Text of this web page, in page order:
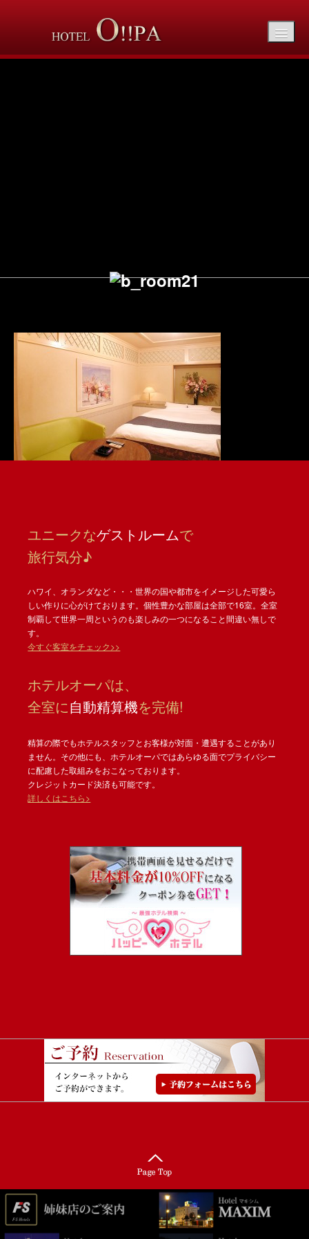
ユニークなゲストルームで
旅行気分♪
ハワイ、オランダなど・・・世界の国や都市をイメージした可愛ら
しい作りに心がけております。個性豊かな部屋は全部で16室。全室
制覇して世界一周というのも楽しみの一つになること間違い無しで
す。
今すぐ客室をチェック>>
ホテルオーパは、
全室に自動精算機を完備!
精算の際でもホテルスタッフとお客様が対面・遭遇することがあり
ません。その他にも、ホテルオーパではあらゆる面でプライバシー
に配慮した取組みをおこなっております。
クレジットカード決済も可能です。
詳しくはこちら>